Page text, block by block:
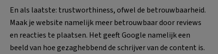
En als laatste: trustworthiness, ofwel de betrouwbaarheid.
Maak je website namelijk meer betrouwbaar door reviews
en reacties te plaatsen. Het geeft Google namelijk een
beeld van hoe gezaghebbend de schrijver van de content is.